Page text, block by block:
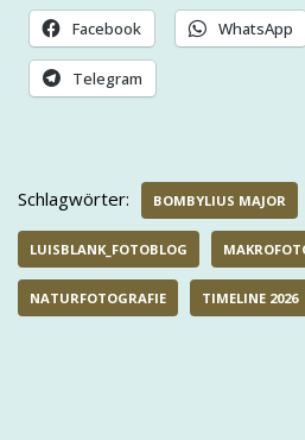
Facebook WhatsApp
Telegram
Schlagwörter: BOMBYLIUS MAJOR
LUISBLANK_FOTOBLOG
NATURFOTOGRAFIE TIMELINE 2026